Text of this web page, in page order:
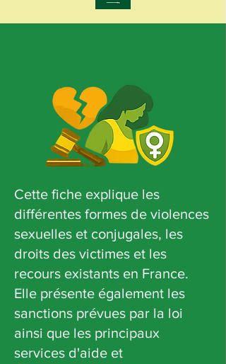
Cette fiche explique les
différentes formes de violences
sexuelles et conjugales, les
droits des victimes et les
recours existants en France.
Elle présente également les
sanctions prévues par la loi
ainsi que les principaux
services d'aide et